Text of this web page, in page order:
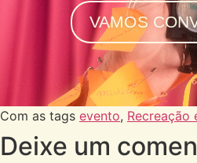
VAMOS
Com as tags evento, Recreação
Deixe um